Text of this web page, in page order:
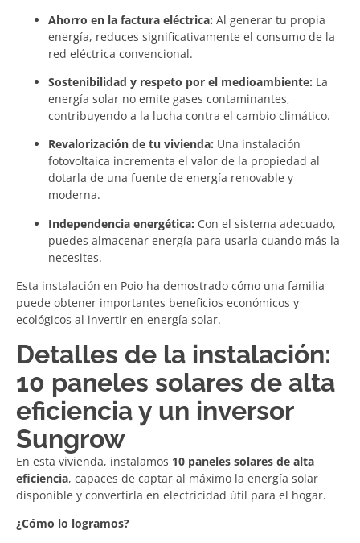
Ahorro en la factura eléctrica: Al generar tu propia
energía, reduces significativamente el consumo de la
red eléctrica convencional.
Sostenibilidad y respeto por el medioambiente: La
energía solar no emite gases contaminantes,
contribuyendo a la lucha contra el cambio climático.
Revalorización de tu vivienda: Una instalación
fotovoltaica incrementa el valor de la propiedad al
dotarla de una fuente de energía renovable y
moderna.
Independencia energética: Con el sistema adecuado,
puedes almacenar energía para usarla cuando más la
necesites.
Esta instalación en Poio ha demostrado cómo una familia
puede obtener importantes beneficios económicos y
ecológicos al invertir en energía solar.
Detalles de la instalación:
10 paneles solares de alta
eficiencia y un inversor
Sungrow
En esta vivienda, instalamos 10 paneles solares de alta
eficiencia, capaces de captar al máximo la energía solar
disponible y convertirla en electricidad útil para el hogar.
¿Cómo lo logramos?